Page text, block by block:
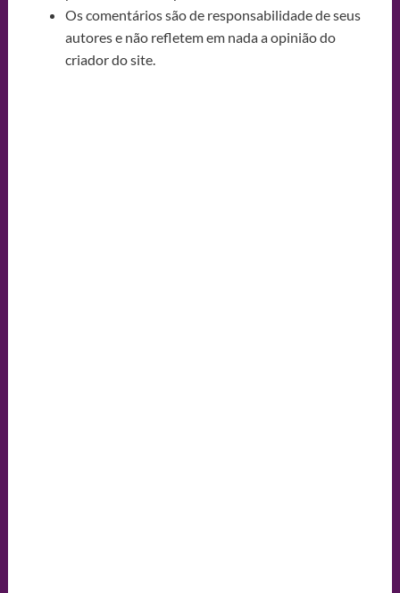
Os comentários são de responsabilidade de seus
autores e não refletem em nada a opinião do
criador do site.